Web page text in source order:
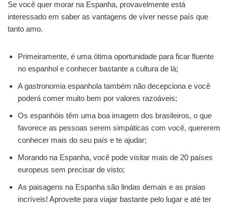
Se você quer morar na Espanha, provavelmente está
interessado em saber as vantagens de viver nesse país que
tanto amo.
Primeiramente, é uma ótima oportunidade para ficar fluente
no espanhol e conhecer bastante a cultura de lá;
A gastronomia espanhola também não decepciona e você
poderá comer muito bem por valores razoáveis;
Os espanhóis têm uma boa imagem dos brasileiros, o que
favorece as pessoas serem simpáticas com você, quererem
conhecer mais do seu país e te ajudar;
Morando na Espanha, você pode visitar mais de 20 países
europeus sem precisar de visto;
As paisagens na Espanha são lindas demais e as praias
incríveis! Aproveite para viajar bastante pelo lugar e até ter